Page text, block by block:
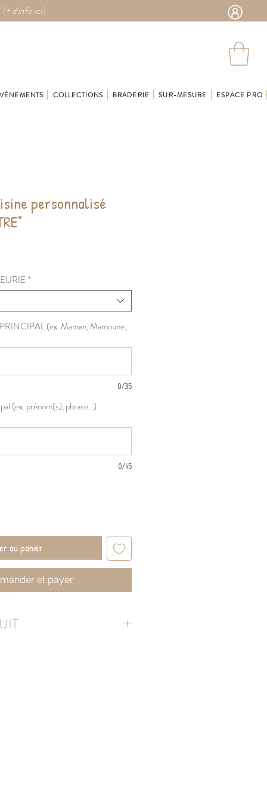
(+ d'info ici)
COLLECTIONS BRADERIE SUR-MESURE ESPACE PRO
personnalisé
*
(ex. Maman, Mamoune,
0/35
(ex. prénom(s), phrase...)
0/45
au panier
et payer